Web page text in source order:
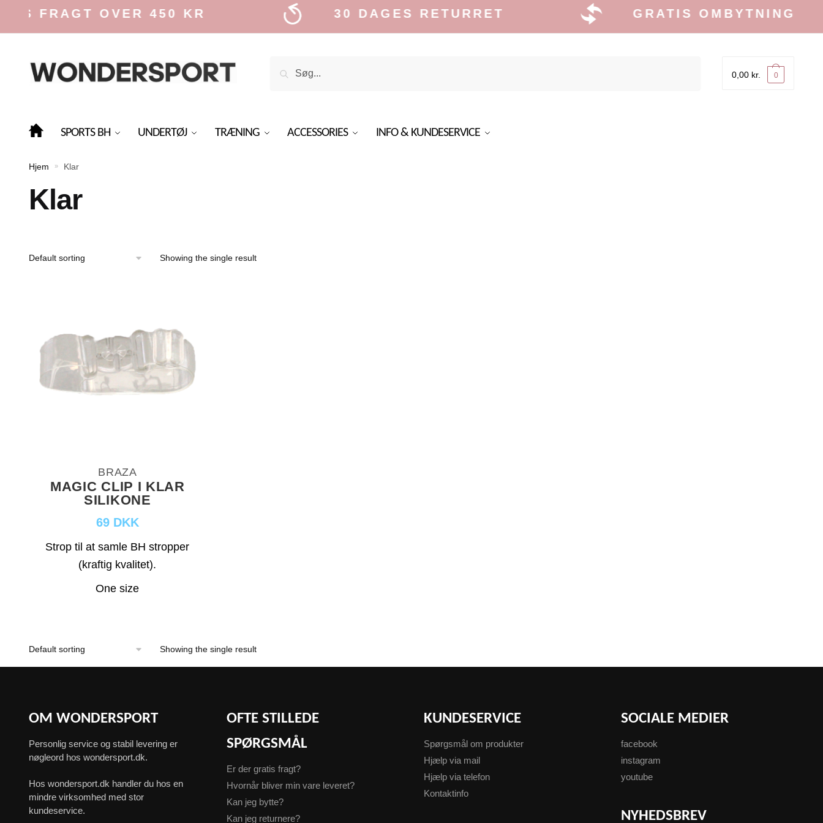
FRAGT OVER 450 KR 30 DAGES RETURRET GRATIS OMBYTNING
0,00 kr. 0
SPORTS BH UNDERTØJ TRÆNING ACCESSORIES INFO & KUNDESERVICE
Hjem » Klar
Klar
Showing the single result
BRAZA
MAGIC CLIP I KLAR
SILIKONE
69 DKK
Strop til at samle BH stropper
(kraftig kvalitet).
One size
Showing the single result
OM WONDERSPORT
Personlig service og stabil levering er
nøgleord hos wondersport.dk.
Hos wondersport.dk handler du hos en
mindre virksomhed med stor
kundeservice.
OFTE STILLEDE
SPØRGSMÅL
Er der gratis fragt?
Hvornår bliver min vare leveret?
Kan jeg bytte?
Kan jeg returnere?
KUNDESERVICE
Spørgsmål om produkter
Hjælp via mail
Hjælp via telefon
Kontaktinfo
SOCIALE MEDIER
facebook
instagram
youtube
NYHEDSBREV